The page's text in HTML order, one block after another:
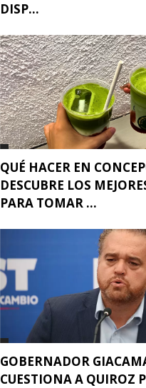
DISP...
QUÉ HACER EN
DESCUBRE LOS
PARA TOMAR ...
GOBERNADOR
CUESTIONA A QUIROZ